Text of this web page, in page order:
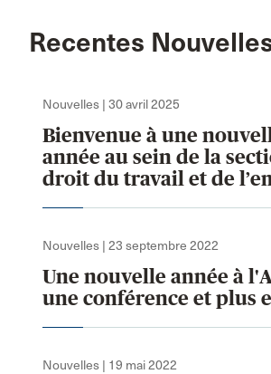
Recentes
Nouvelles | 30 avril 2025
Bienvenue à une
année au sein de la
droit du travail et de
Nouvelles | 23 septembre 2022
Une nouvelle année à
une conférence et plus
Nouvelles | 19 mai 2022